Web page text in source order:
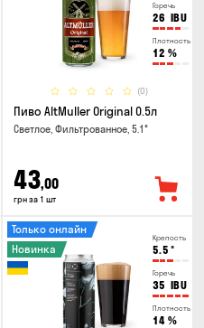
Горечь
26 IBU
Плотность
12 %
(0)
Пиво AltMuller Original 0.5л
Светлое, Фильтрованное, 5.1°
43,00
грн за 1 шт
Крепость
5.5 °
Горечь
35 IBU
Плотность
14 %
Только онлайн
Новинка